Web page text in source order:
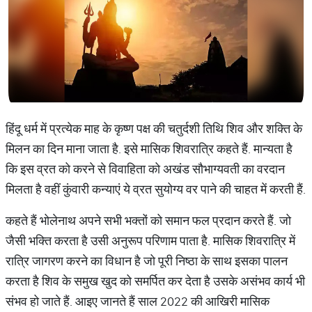
हिंदू धर्म में प्रत्येक माह के कृष्ण पक्ष की चतुर्दशी तिथि शिव और शक्ति के
मिलन का दिन माना जाता है. इसे मासिक शिवरात्रि कहते हैं. मान्यता है
कि इस व्रत को करने से विवाहिता को अखंड सौभाग्यवती का वरदान
मिलता है वहीं कुंवारी कन्याएं ये व्रत सुयोग्य वर पाने की चाहत में करती हैं.
कहते हैं भोलेनाथ अपने सभी भक्तों को समान फल प्रदान करते हैं. जो
जैसी भक्ति करता है उसी अनुरूप परिणाम पाता है. मासिक शिवरात्रि में
रात्रि जागरण करने का विधान है जो पूरी निष्ठा के साथ इसका पालन
करता है शिव के समुख खुद को समर्पित कर देता है उसके असंभव कार्य भी
संभव हो जाते हैं. आइए जानते हैं साल 2022 की आखिरी मासिक